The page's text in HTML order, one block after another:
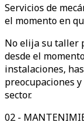
Servicios de
el momento en
No elija su taller
desde el
instalaciones,
preocupaciones
sector.
02 -